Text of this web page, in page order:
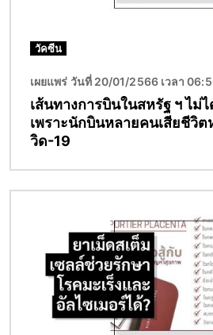
วัคซีน
เผยแพร่ วันที่ 20/01/2566 เวลา
เส้นทางการบินในสหรัฐ ฯ ไม่
เพราะนักบินหลายคนเสียชีวิ
วิด-19